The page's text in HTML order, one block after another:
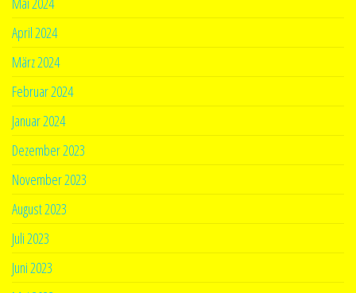
April 2024
März 2024
Februar 2024
Januar 2024
Dezember 2023
November 2023
August 2023
Juli 2023
Juni 2023